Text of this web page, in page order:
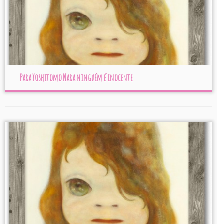
Para Yoshitomo Nara ninguém é inocente